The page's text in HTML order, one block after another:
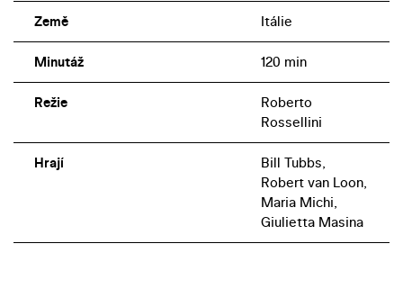
Země Itálie
Minutáž 120 min
Režie
Roberto
Rossellini
Hrají
Bill Tubbs,
Robert van Loon,
Maria Michi,
Giulietta Masina